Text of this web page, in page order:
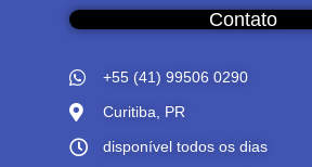
Contato
+55 (41) 99506 0290
Curitiba, PR
disponível todos os dias